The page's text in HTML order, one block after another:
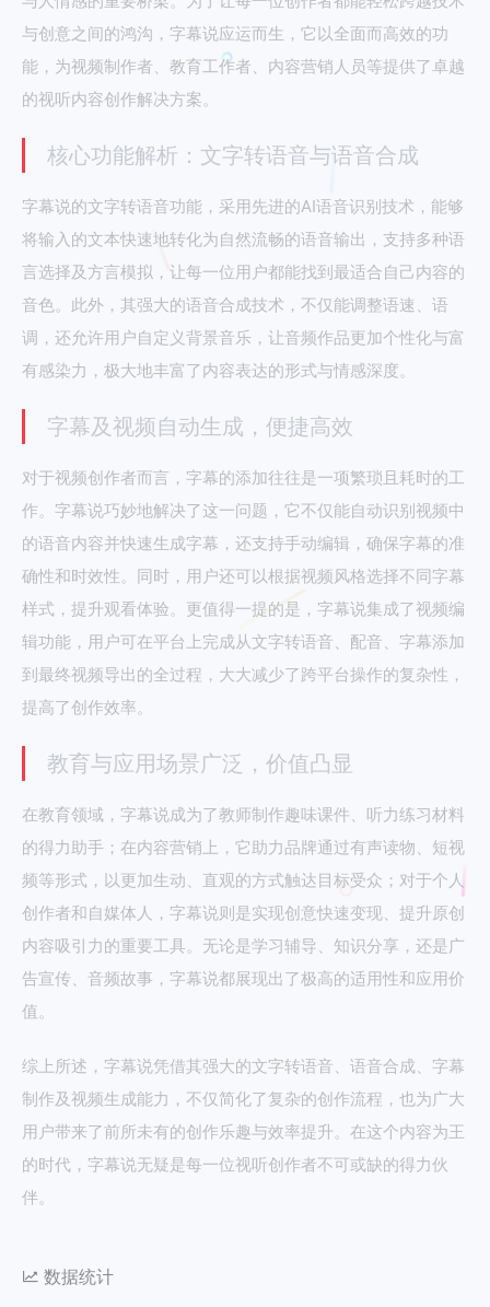
与创意之间的鸿沟，字幕说应运而生，它以全面而高效的功
能，为视频制作者、教育工作者、内容营销人员等提供了卓越
的视听内容创作解决方案。
核心功能解析：文字转语音与语音合成
字幕说的文字转语音功能，采用先进的AI语音识别技术，能够
将输入的文本快速地转化为自然流畅的语音输出，支持多种语
言选择及方言模拟，让每一位用户都能找到最适合自己内容的
音色。此外，其强大的语音合成技术，不仅能调整语速、语
调，还允许用户自定义背景音乐，让音频作品更加个性化与富
有感染力，极大地丰富了内容表达的形式与情感深度。
字幕及视频自动生成，便捷高效
对于视频创作者而言，字幕的添加往往是一项繁琐且耗时的工
作。字幕说巧妙地解决了这一问题，它不仅能自动识别视频中
的语音内容并快速生成字幕，还支持手动编辑，确保字幕的准
确性和时效性。同时，用户还可以根据视频风格选择不同字幕
样式，提升观看体验。更值得一提的是，字幕说集成了视频编
辑功能，用户可在平台上完成从文字转语音、配音、字幕添加
到最终视频导出的全过程，大大减少了跨平台操作的复杂性，
提高了创作效率。
教育与应用场景广泛，价值凸显
在教育领域，字幕说成为了教师制作趣味课件、听力练习材料
的得力助手；在内容营销上，它助力品牌通过有声读物、短视
频等形式，以更加生动、直观的方式触达目标受众；对于个人
创作者和自媒体人，字幕说则是实现创意快速变现、提升原创
内容吸引力的重要工具。无论是学习辅导、知识分享，还是广
告宣传、音频故事，字幕说都展现出了极高的适用性和应用价
值。
综上所述，字幕说凭借其强大的文字转语音、语音合成、字幕
制作及视频生成能力，不仅简化了复杂的创作流程，也为广大
用户带来了前所未有的创作乐趣与效率提升。在这个内容为王
的时代，字幕说无疑是每一位视听创作者不可或缺的得力伙
伴。
数据统计